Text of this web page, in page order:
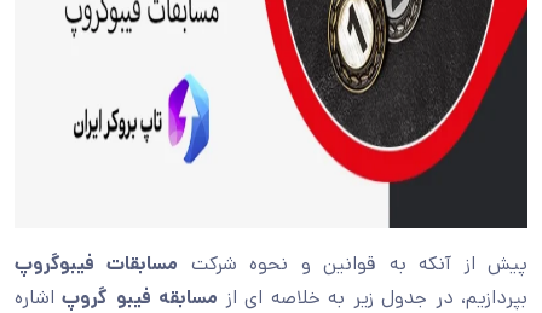
پیش از آنکه به قوانین و نحوه شرکت مسابقات فیبوگروپ
بپردازیم، در جدول زیر به خلاصه ای از مسابقه فیبو گروپاشاره